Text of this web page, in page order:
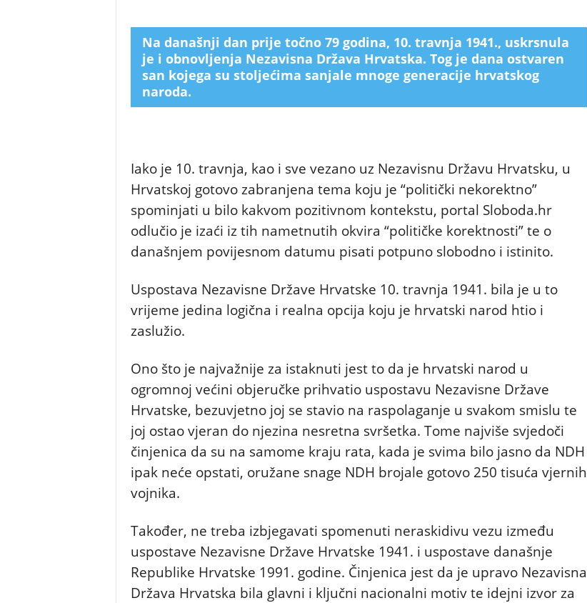
Na današnji dan prije točno 79 godina, 10. travnja 1941., uskrsnula
je i obnovljenja Nezavisna Država Hrvatska. Tog je dana ostvaren
san kojega su stoljećima sanjale mnoge generacije hrvatskog
naroda.
Iako je 10. travnja, kao i sve vezano uz Nezavisnu Državu Hrvatsku, u
Hrvatskoj gotovo zabranjena tema koju je “politički nekorektno”
spominjati u bilo kakvom pozitivnom kontekstu, portal Sloboda.hr
odlučio je izaći iz tih nametnutih okvira “političke korektnosti” te o
današnjem povijesnom datumu pisati potpuno slobodno i istinito.
Uspostava Nezavisne Države Hrvatske 10. travnja 1941. bila je u to
vrijeme jedina logična i realna opcija koju je hrvatski narod htio i
zaslužio.
Ono što je najvažnije za istaknuti jest to da je hrvatski narod u
ogromnoj većini objeručke prihvatio uspostavu Nezavisne Države
Hrvatske, bezuvjetno joj se stavio na raspolaganje u svakom smislu te
joj ostao vjeran do njezina nesretna svršetka. Tome najviše svjedoči
činjenica da su na samome kraju rata, kada je svima bilo jasno da NDH
ipak neće opstati, oružane snage NDH brojale gotovo 250 tisuća vjernih
vojnika.
Također, ne treba izbjegavati spomenuti neraskidivu vezu između
uspostave Nezavisne Države Hrvatske 1941. i uspostave današnje
Republike Hrvatske 1991. godine. Činjenica jest da je upravo Nezavisna
Država Hrvatska bila glavni i ključni nacionalni motiv te idejni izvor za